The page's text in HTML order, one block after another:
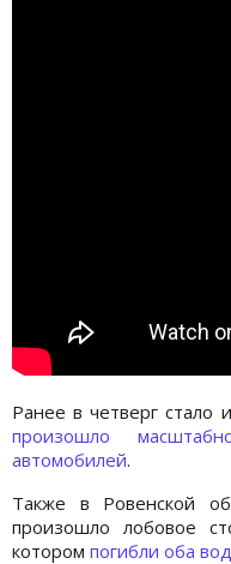
Ранее в четверг стало
произошло
автомобилей.
Также в Ровенской
произошло лобовое
котором погибли оба